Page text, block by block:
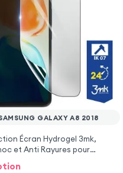
GALAXY A8 2018
Écran Hydrogel 3mk,
et Anti Rayures pour
Galaxy A8 2018